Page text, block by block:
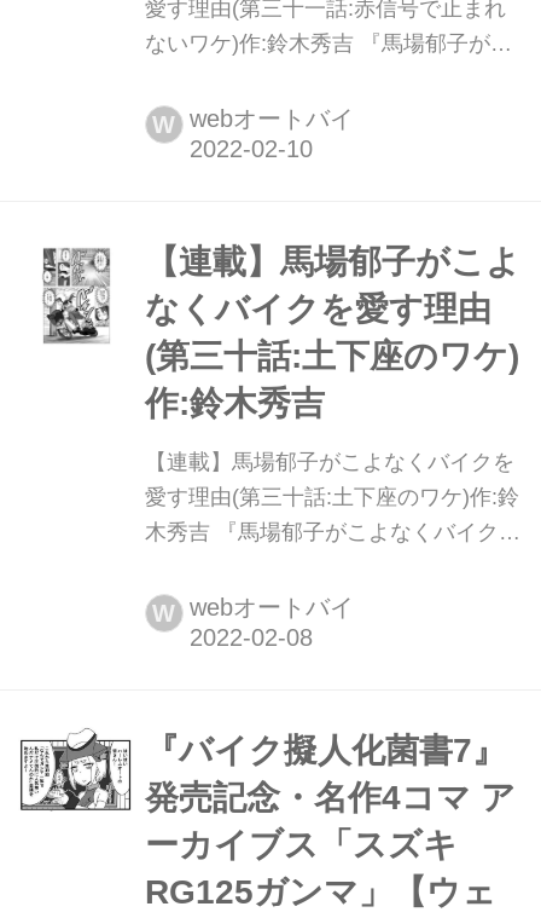
愛す理由(第三十一話:赤信号で止まれ
ないワケ)作:鈴木秀吉 『馬場郁子がこ
巻発売中!
W webオートバイ
【連載】馬場郁子がこよ
なくバイクを愛す理由
(第三十話:土下座のワケ)
作:鈴木秀吉
【連載】馬場郁子がこよなくバイクを
愛す理由(第三十話:土下座のワケ)作:鈴
木秀吉 『馬場郁子がこよなくバイクを
W webオートバイ
『バイク擬人化菌書7』
発売記念・名作4コマ ア
ーカイブス「スズキ
RG125ガンマ」【ウェ